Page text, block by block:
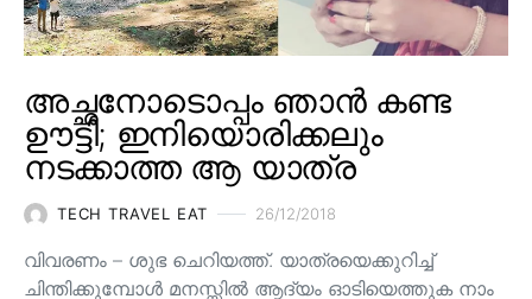
അച്ഛനോടൊപ്പം ഞാൻ കണ്ട
ഊട്ടി; ഇനിയൊരിക്കലും
നടക്കാത്ത ആ യാത്ര
TECH TRAVEL EAT 26/12/2018
വിവരണം – ശുഭ ചെറിയത്ത്. യാത്രയെക്കുറിച്ച്
ചിന്തിക്കുമ്പോൾ മനസ്സിൽ ആദ്യം ഓടിയെത്തുക നാം